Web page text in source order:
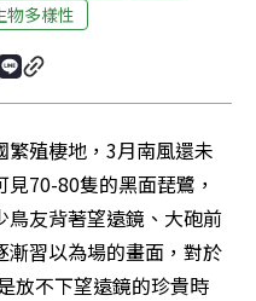
物多樣性
殖棲地，3月南風還未
70-80隻的黑面琵鷺，
鳥友背著望遠鏡、大砲前
習以為場的畫面，對於
放不下望遠鏡的珍貴時